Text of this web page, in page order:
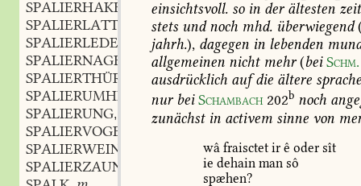
SPALIERHAKEN
m.
SPALIERLATTE
SPALIERLEDER
SPALIERNAGEL
m.
SPALIERTHÜR
SPALIERUMHEGT
adj.
SPALIERUNG,
SPALIERVOGEL
SPALIERWEIN
SPALIERZAUN
einsichtsvoll. soin derältesten zeit
stets undnoch mhd. überwiegend
jahrh.), dagegen in lebenden
allgemeinen nichtmehr(bei Schm.
ausdrücklich aufdie ältere
nurbei Schambach 202b noch
zunächstin activem sinne von
wâ fraisctet ir ê oder sît
ie dehain man sô
spæhen?